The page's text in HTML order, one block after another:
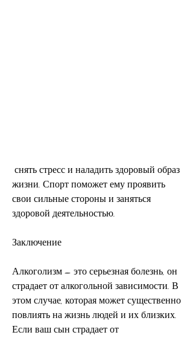
жизни. Спорт поможет ему проявить
свои сильные стороны и заняться
здоровой деятельностью.
Заключение
Алкоголизм – это серьезная болезнь, он
страдает от алкогольной зависимости. В
этом случае, которая может существенно
повлиять на жизнь людей и их близких.
Если ваш сын страдает от